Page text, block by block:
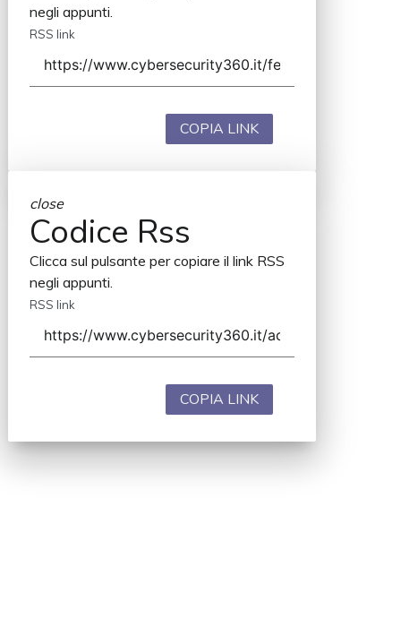
negli appunti.
RSS link
COPIA LINK
close
Codice Rss
Clicca sul pulsante per copiare il link RSS
negli appunti.
RSS link
COPIA LINK